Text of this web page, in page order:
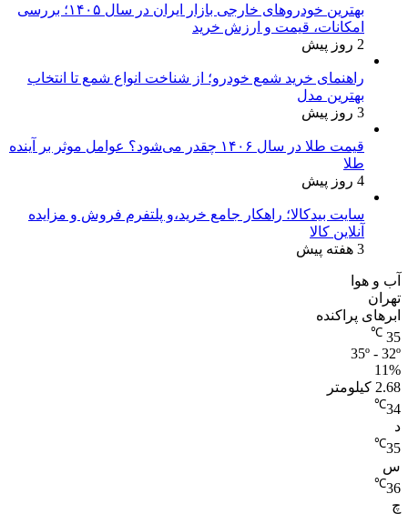
بهترین خودروهای خارجی بازار ایران در سال ۱۴۰۵؛ بررسی
امکانات، قیمت و ارزش خرید
2 روز پیش
راهنمای خرید شمع خودرو؛ از شناخت انواع شمع تا انتخاب
بهترین مدل
3 روز پیش
قیمت طلا در سال ۱۴۰۶ چقدر می‌شود؟ عوامل موثر بر آینده
طلا
4 روز پیش
سایت بیدکالا؛ راهکار جامع خرید،و پلتفرم فروش و مزایده
آنلاین کالا
3 هفته پیش
آب و هوا
تهران
ابرهای پراکنده
35
℃
35º - 32º
11%
2.68 کیلومتر
34
℃
د
35
℃
س
36
℃
چ